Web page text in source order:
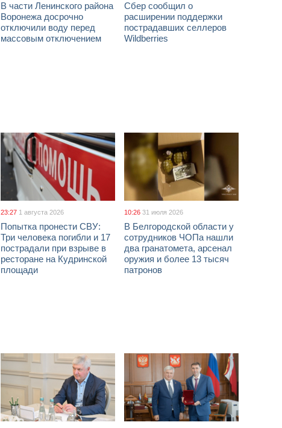
В части Ленинского района
Воронежа досрочно
отключили воду перед
массовым отключением
Сбер сообщил о
расширении поддержки
пострадавших селлеров
Wildberries
23:27 1 августа 2026
Попытка пронести СВУ:
Три человека погибли и 17
пострадали при взрыве в
ресторане на Кудринской
площади
10:26 31 июля 2026
В Белгородской области у
сотрудников ЧОПа нашли
два гранатомета, арсенал
оружия и более 13 тысяч
патронов